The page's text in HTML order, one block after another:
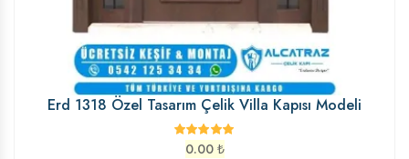
Erd 1318 Özel Tasarım Çelik Villa Kapısı Modeli
0.00 ₺